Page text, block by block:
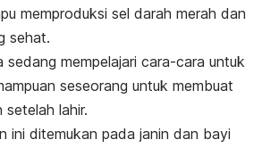
memproduksi sel darah merah dan
sehat.
sedang mempelajari cara-cara untuk
seseorang untuk membuat
setelah lahir.
ini ditemukan pada janin dan bayi